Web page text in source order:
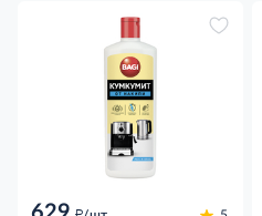
д